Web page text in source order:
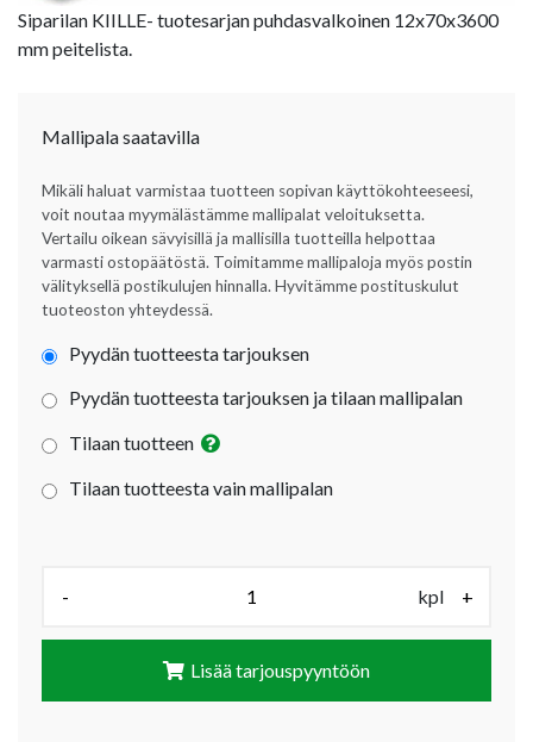
Siparilan KIILLE- tuotesarjan puhdasvalkoinen 12x70x3600
mm peitelista.
Mallipala saatavilla
Mikäli haluat varmistaa tuotteen sopivan käyttökohteeseesi,
voit noutaa myymälästämme mallipalat veloituksetta.
Vertailu oikean sävyisillä ja mallisilla tuotteilla helpottaa
varmasti ostopäätöstä. Toimitamme mallipaloja myös postin
välityksellä postikulujen hinnalla. Hyvitämme postituskulut
tuoteoston yhteydessä.
Pyydän tuotteesta tarjouksen
Pyydän tuotteesta tarjouksen ja tilaan mallipalan
Tilaan tuotteen
Tilaan tuotteesta vain mallipalan
- kpl +
Lisää tarjouspyyntöön